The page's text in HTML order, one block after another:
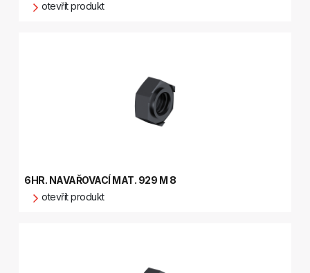
otevřít produkt
6HR. NAVAŘOVACÍ MAT. 929 M 8
otevřít produkt